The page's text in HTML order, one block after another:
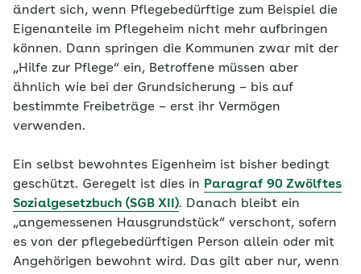
ändert sich, wenn Pflegebedürftige zum Beispiel die
Eigenanteile im Pflegeheim nicht mehr aufbringen
können. Dann springen die Kommunen zwar mit der
„Hilfe zur Pflege“ ein, Betroffene müssen aber
ähnlich wie bei der Grundsicherung – bis auf
bestimmte Freibeträge – erst ihr Vermögen
verwenden.
Ein selbst bewohntes Eigenheim ist bisher bedingt
geschützt. Geregelt ist dies in Paragraf 90 Zwölftes
Sozialgesetzbuch (SGB XII). Danach bleibt ein
„angemessenen Hausgrundstück“ verschont, sofern
es von der pflegebedürftigen Person allein oder mit
Angehörigen bewohnt wird. Das gilt aber nur, wenn